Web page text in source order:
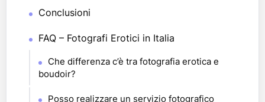
Conclusioni
FAQ – Fotografi Erotici in Italia
Che differenza c’è tra fotografia erotica e
boudoir?
Posso realizzare un servizio fotografico